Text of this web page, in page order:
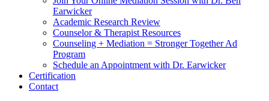
Earwicker
Academic Research Review
Counselor & Therapist Resources
Counseling + Mediation = Stronger Together Ad
Program
Schedule an Appointment with Dr. Earwicker
Certification
Contact